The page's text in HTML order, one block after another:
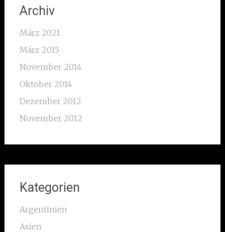
Archiv
März 2021
März 2015
November 2014
Oktober 2014
Dezember 2012
November 2012
Kategorien
Argentinien
Asien